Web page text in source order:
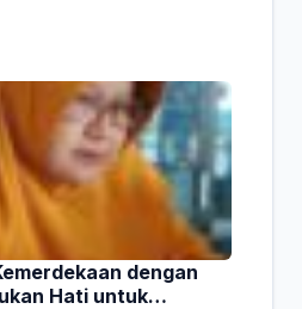
dengan
Hati untuk